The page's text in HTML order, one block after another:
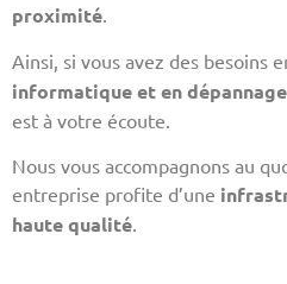
proximité
Ainsi, si vous avez des besoins
informatique et en dépannage
est à votre écoute.
Nous vous accompagnons au
entreprise profite d’une
haute qualité.